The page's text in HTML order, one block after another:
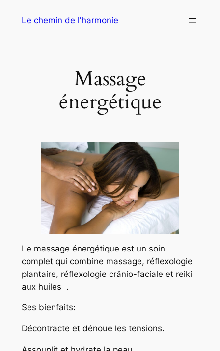
Le chemin de l'harmonie
Massage
énergétique
Le massage énergétique est un soin
complet qui combine massage, réflexologie
plantaire, réflexologie crânio-faciale et reiki
aux huiles .
Ses bienfaits:
Décontracte et dénoue les tensions.